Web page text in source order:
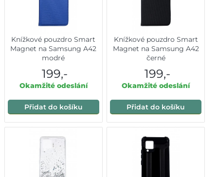
Knížkové pouzdro Smart
Magnet na Samsung A42
modré
199,-
Okamžité odeslání
Přidat do košíku
Knížkové pouzdro Smart
Magnet na Samsung A42
černé
199,-
Okamžité odeslání
Přidat do košíku